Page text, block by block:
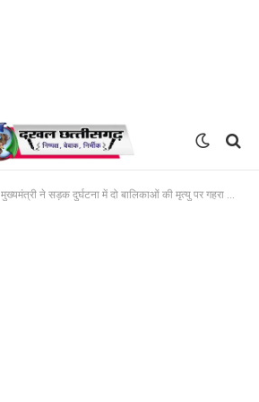
मुख्यमंत्री ने सड़क दुर्घटना में दो बालिकाओं की मृत्यु पर गहरा दुःख व्यक्त किया मृत बालिकाओं के परिवारजनों को 25-25 हजार रूपए की तात्कालिक सहायता और घायलों को बेहतर चिकित्सा सुविधा